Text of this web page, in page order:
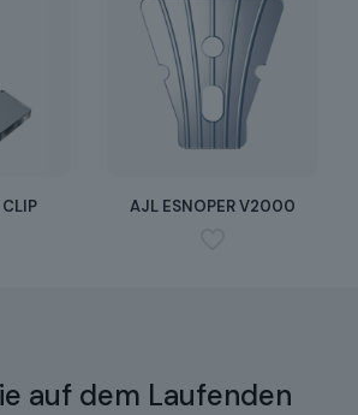
AJL ESNOPER V2000
auf dem Laufenden